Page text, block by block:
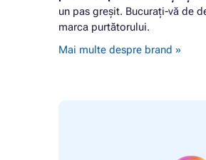
un pas greșit. Bucurați-vă de
marca purtătorului.
Mai multe despre brand »